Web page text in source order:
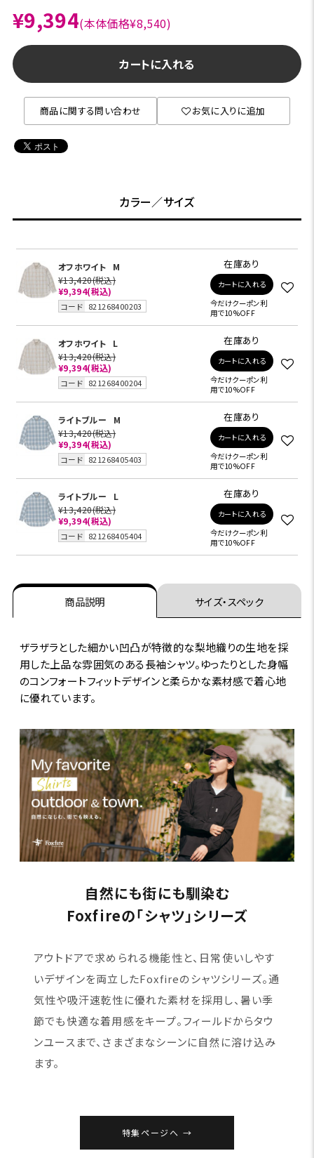
¥9,394(本体価格¥8,540)
カートに入れる
商品に関する問い合わせ お気に入りに追加
カラー／サイズ
オフホワイト
M
¥13,420(税込)
¥9,394(税込)
コード 821268400203
在庫あり
カートに入れる
今だけクーポン利
用で10%OFF
オフホワイト
L
¥13,420(税込)
¥9,394(税込)
コード 821268400204
在庫あり
カートに入れる
今だけクーポン利
用で10%OFF
ライトブルー
M
¥13,420(税込)
¥9,394(税込)
コード 821268405403
在庫あり
カートに入れる
今だけクーポン利
用で10%OFF
ライトブルー
L
¥13,420(税込)
¥9,394(税込)
コード 821268405404
在庫あり
カートに入れる
今だけクーポン利
用で10%OFF
商品説明 サイズ・スペック
ザラザラとした細かい凹凸が特徴的な梨地織りの生地を採
用した上品な雰囲気のある長袖シャツ。ゆったりとした身幅
のコンフォートフィットデザインと柔らかな素材感で着心地
に優れています。
自然にも街にも馴染む
Foxfireの「シャツ」シリーズ
アウトドアで求められる機能性と、日常使いしやす
いデザインを両立したFoxfireのシャツシリーズ。通
気性や吸汗速乾性に優れた素材を採用し、暑い季
節でも快適な着用感をキープ。フィールドからタウ
ンユースまで、さまざまなシーンに自然に溶け込み
ます。
特集ページへ